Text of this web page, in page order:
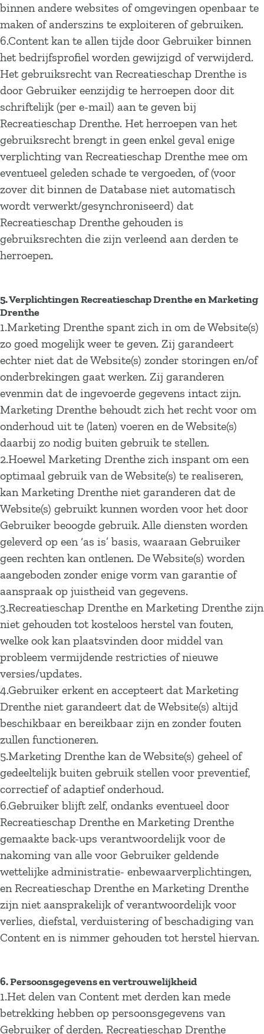
binnen andere websites of omgevingen openbaar te
maken of anderszins te exploiteren of gebruiken.
6.Content kan te allen tijde door Gebruiker binnen
het bedrijfsprofiel worden gewijzigd of verwijderd.
Het gebruiksrecht van Recreatieschap Drenthe is
door Gebruiker eenzijdig te herroepen door dit
schriftelijk (per e-mail) aan te geven bij
Recreatieschap Drenthe. Het herroepen van het
gebruiksrecht brengt in geen enkel geval enige
verplichting van Recreatieschap Drenthe mee om
eventueel geleden schade te vergoeden, of (voor
zover dit binnen de Database niet automatisch
wordt verwerkt/gesynchroniseerd) dat
Recreatieschap Drenthe gehouden is
gebruiksrechten die zijn verleend aan derden te
herroepen.
5. Verplichtingen Recreatieschap Drenthe en Marketing
Drenthe
1.Marketing Drenthe spant zich in om de Website(s)
zo goed mogelijk weer te geven. Zij garandeert
echter niet dat de Website(s) zonder storingen en/of
onderbrekingen gaat werken. Zij garanderen
evenmin dat de ingevoerde gegevens intact zijn.
Marketing Drenthe behoudt zich het recht voor om
onderhoud uit te (laten) voeren en de Website(s)
daarbij zo nodig buiten gebruik te stellen.
2.Hoewel Marketing Drenthe zich inspant om een
optimaal gebruik van de Website(s) te realiseren,
kan Marketing Drenthe niet garanderen dat de
Website(s) gebruikt kunnen worden voor het door
Gebruiker beoogde gebruik. Alle diensten worden
geleverd op een ‘as is’ basis, waaraan Gebruiker
geen rechten kan ontlenen. De Website(s) worden
aangeboden zonder enige vorm van garantie of
aanspraak op juistheid van gegevens.
3.Recreatieschap Drenthe en Marketing Drenthe zijn
niet gehouden tot kosteloos herstel van fouten,
welke ook kan plaatsvinden door middel van
probleem vermijdende restricties of nieuwe
versies/updates.
4.Gebruiker erkent en accepteert dat Marketing
Drenthe niet garandeert dat de Website(s) altijd
beschikbaar en bereikbaar zijn en zonder fouten
zullen functioneren.
5.Marketing Drenthe kan de Website(s) geheel of
gedeeltelijk buiten gebruik stellen voor preventief,
correctief of adaptief onderhoud.
6.Gebruiker blijft zelf, ondanks eventueel door
Recreatieschap Drenthe en Marketing Drenthe
gemaakte back-ups verantwoordelijk voor de
nakoming van alle voor Gebruiker geldende
wettelijke administratie- enbewaarverplichtingen,
en Recreatieschap Drenthe en Marketing Drenthe
zijn niet aansprakelijk of verantwoordelijk voor
verlies, diefstal, verduistering of beschadiging van
Content en is nimmer gehouden tot herstel hiervan.
6. Persoonsgegevens en vertrouwelijkheid
1.Het delen van Content met derden kan mede
betrekking hebben op persoonsgegevens van
Gebruiker of derden. Recreatieschap Drenthe